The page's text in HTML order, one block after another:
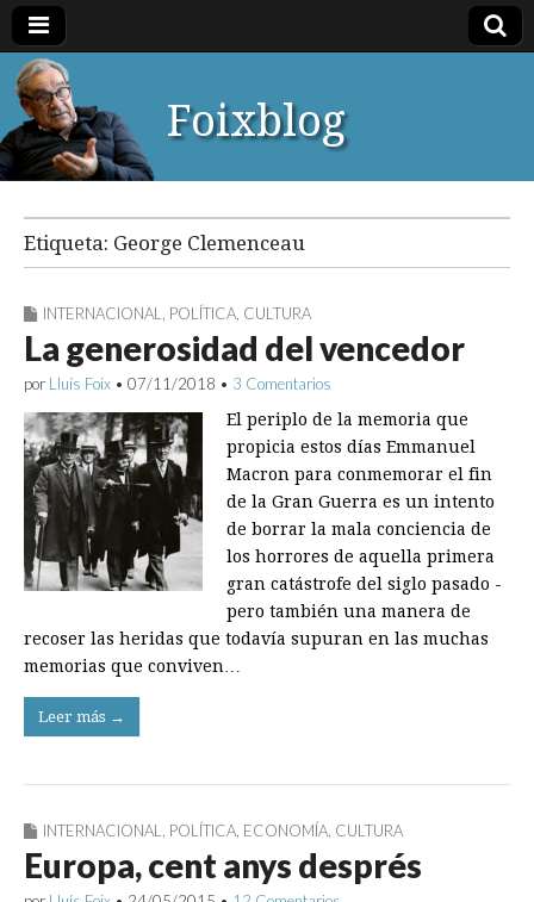
Foixblog
Etiqueta: George Clemenceau
INTERNACIONAL POLÍTICA CULTURA
La generosidad del vencedor
por Lluís Foix • 07/11/2018 • 3 Comentarios
El periplo de la memoria que
propicia estos días Emmanuel
Macron para conmemorar el fin
de la Gran Guerra es un intento
de borrar la mala conciencia de
los horrores de aquella primera
gran catástrofe del siglo pasado ­
pero también una manera de
recoser las ­heridas que todavía supuran en las muchas
me­morias que conviven…
Leer más →
INTERNACIONAL POLÍTICA ECONOMÍA CULTURA
Europa, cent anys després